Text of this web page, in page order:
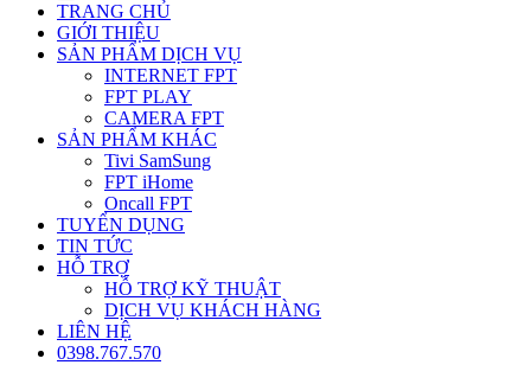
TRANG CHỦ
GIỚI THIỆU
SẢN PHẨM DỊCH VỤ
INTERNET FPT
FPT PLAY
CAMERA FPT
SẢN PHẨM KHÁC
Tivi SamSung
FPT iHome
Oncall FPT
TUYỂN DỤNG
TIN TỨC
HỖ TRỢ
HỖ TRỢ KỸ THUẬT
DỊCH VỤ KHÁCH HÀNG
LIÊN HỆ
0398.767.570